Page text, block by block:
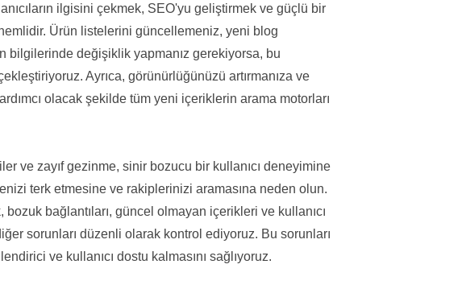
ilgisini çekmek, SEO'yu geliştirmek ve güçlü bir
Ürün listelerini güncellemeniz, yeni blog
bilgilerinde değişiklik yapmanız gerekiyorsa, bu
Ayrıca, görünürlüğünüzü artırmanıza ve
olacak şekilde tüm yeni içeriklerin arama motorları
ve zayıf gezinme, sinir bozucu bir kullanıcı deneyimine
terk etmesine ve rakiplerinizi aramasına neden olun.
bağlantıları, güncel olmayan içerikleri ve kullanıcı
sorunları düzenli olarak kontrol ediyoruz. Bu sorunları
ve kullanıcı dostu kalmasını sağlıyoruz.